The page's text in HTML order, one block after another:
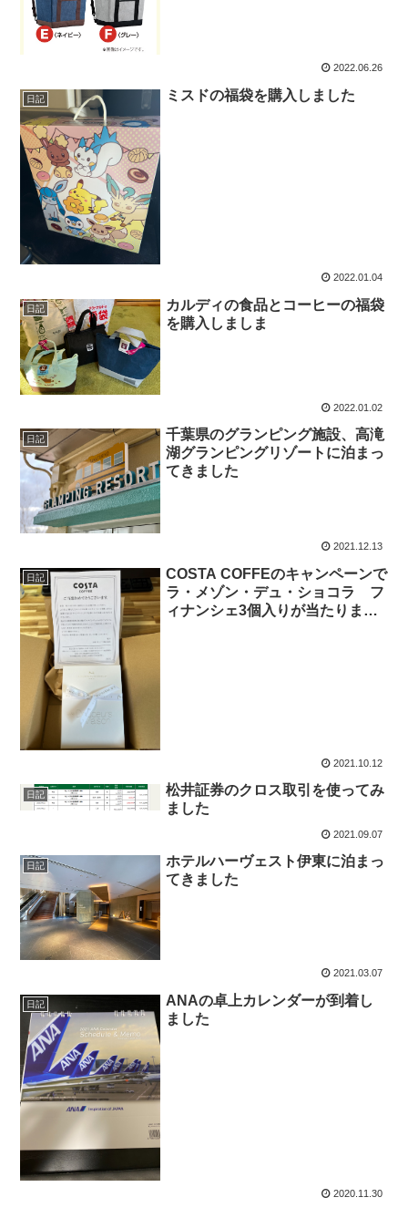
2022.06.26
日記 ミスドの福袋を購入しました
2022.01.04
日記
カルディの食品とコーヒーの福袋
を購入しましま
2022.01.02
日記
千葉県のグランピング施設、高滝
湖グランピングリゾートに泊まっ
てきました
2021.12.13
日記
COSTA COFFEのキャンペーンで
ラ・メゾン・デュ・ショコラ フ
ィナンシェ3個入りが当たりまし
2021.10.12
日記
松井証券のクロス取引を使ってみ
ました
2021.09.07
日記
ホテルハーヴェスト伊東に泊まっ
てきました
2021.03.07
日記
ANAの卓上カレンダーが到着し
ました
2020.11.30